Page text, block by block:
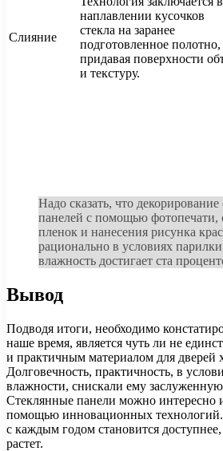
Слияние
наплавлении кусочков
стекла на заранее
подготовленное полотно,
придавая поверхности
и текстуру.
Надо сказать, что
панелей с помощью фотопечати,
пленок и нанесения рисунка
рационально в условиях
влажность достигает ста
Вывод
Подводя итоги, необходимо
наше время, является чуть ли не
и практичным материалом для дверей
Долговечность, практичность, в
влажности, снискали ему
Стеклянные панели можно интересно
помощью инновационных технологий.
с каждым годом становится
растет.